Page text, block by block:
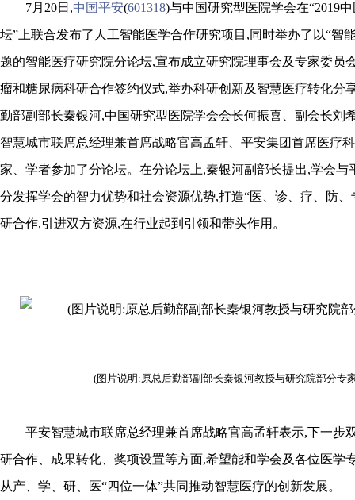
7月20日,中国平安(601318)与中国研究型医院学会在“2019
坛”上联合发布了人工智能医学合作研究项目,同时举办了以“智
题的智能医疗研究院分论坛,宣布成立研究院理事会及专家委员
瘤和糖尿病科研合作签约仪式,举办科研创新及智慧医疗转化分
勤部副部长秦银河,中国研究型医院学会会长何振喜、副会长刘
智慧城市联席总经理兼首席战略官高孟轩、平安集团首席医疗
家、学者参加了分论坛。在分论坛上,秦银河副部长提出,学会与
分发挥学会的智力优势和社会资源优势,打造“医、诊、疗、防
研合作,引进双方资源,在行业起到引领和带头作用。
(图片说明:原总后勤部副部长秦银河教授与研究院部分专
平安智慧城市联席总经理兼首席战略官高孟轩表示,下一步
研合作、成果转化、奖项设置等方面,希望能和学会及各位医学
从产、学、研、医“四位一体”共同推动智慧医疗的创新发展。